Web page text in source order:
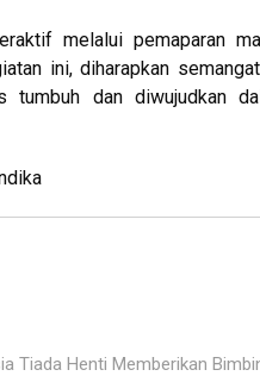
melalui pemaparan
ini, diharapkan
dan diwujudkan
Tiada Henti Memberikan